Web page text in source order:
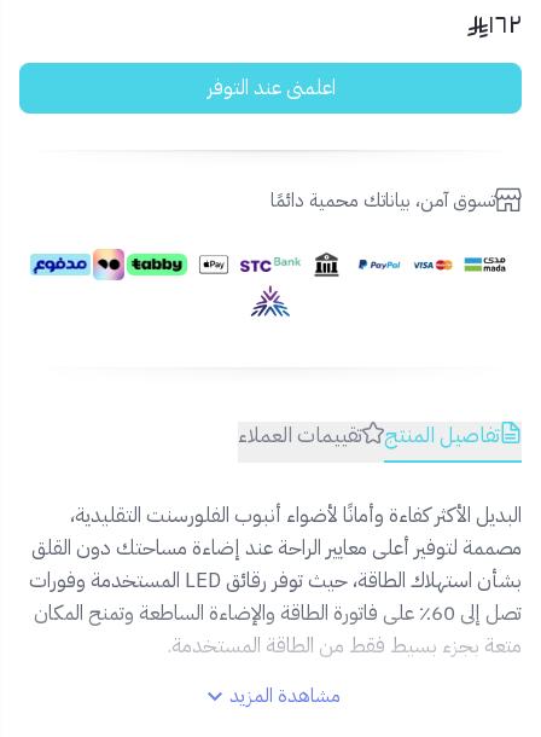
١٦٢
اعلمني عند التوفر
تسوق آمن، بياناتك محمية دائمًا
تفاصيل المنتج تقييمات العملاء
البديل الأكثر كفاءة وأمانًا لأضواء أنبوب الفلورسنت التقليدية،
مصممة لتوفير أعلى معايير الراحة عند إضاءة مساحتك دون القلق
بشأن استهلاك الطاقة، حيث توفر رقائق LED المستخدمة وفورات
تصل إلى 60٪ على فاتورة الطاقة والإضاءة الساطعة وتمنح المكان
متعة بجزء بسيط فقط من الطاقة المستخدمة.
- مثالي للاستخدام في المتجر أو المرآب أو الورشة أو المكتب أو
مشاهدة المزيد